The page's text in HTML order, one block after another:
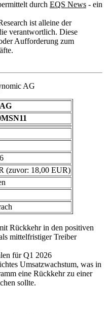
durch EQS News - ein
ist alleine der
verantwortlich. Diese
Aufforderung zum
AG
(zuvor: 18,00 EUR)
Rückkehr in den positiven
mittelfristiger Treiber
für Q1 2026
Umsatzwachstum, was in
eine Rückkehr zu einer
sollte.